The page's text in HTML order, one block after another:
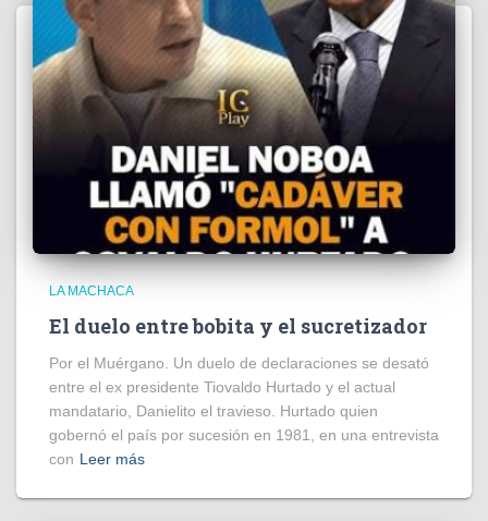
LA MACHACA
El duelo entre bobita y el sucretizador
Por el Muérgano. Un duelo de declaraciones se desató
entre el ex presidente Tiovaldo Hurtado y el actual
mandatario, Danielito el travieso. Hurtado quien
gobernó el país por sucesión en 1981, en una entrevista
con Leer más